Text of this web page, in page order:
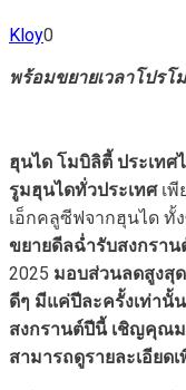
Kloy0
พร้อมขยายเวลาโปรโม
ฮุนได โมบิลิตี้ ประเท
รูมฮุนไดทั่วประเทศเพี
เอ็กคลูซีฟจากฮุนได ทั้
ขยายดีลฉ่ำรับสงกราน
2025 มอบส่วนลดสูงสุด
ดีๆ มีแค่ปีละครั้งเท่านั้น
สงกรานต์ปีนี้ เชิญคุณ
สามารถดูรายละเอียด